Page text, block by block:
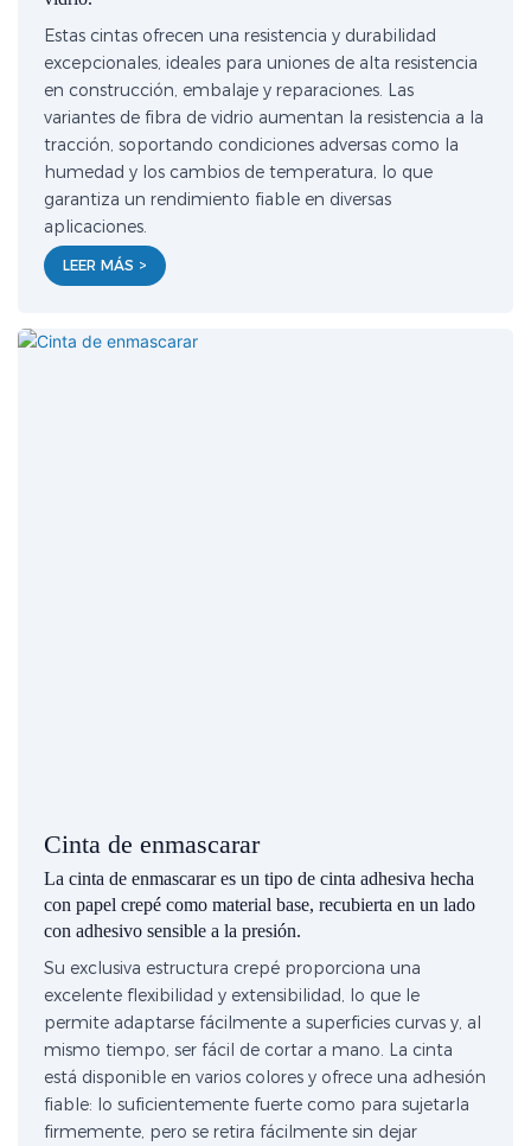
Estas cintas ofrecen una resistencia y durabilidad
excepcionales, ideales para uniones de alta resistencia
en construcción, embalaje y reparaciones. Las
variantes de fibra de vidrio aumentan la resistencia a la
tracción, soportando condiciones adversas como la
humedad y los cambios de temperatura, lo que
garantiza un rendimiento fiable en diversas
aplicaciones.
LEER MÁS >
Cinta de enmascarar
La cinta de enmascarar es un tipo de cinta adhesiva hecha
con papel crepé como material base, recubierta en un lado
con adhesivo sensible a la presión.
Su exclusiva estructura crepé proporciona una
excelente flexibilidad y extensibilidad, lo que le
permite adaptarse fácilmente a superficies curvas y, al
mismo tiempo, ser fácil de cortar a mano. La cinta
está disponible en varios colores y ofrece una adhesión
fiable: lo suficientemente fuerte como para sujetarla
firmemente, pero se retira fácilmente sin dejar